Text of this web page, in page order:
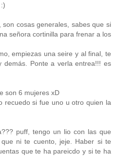
son cosas generales, sabes que si
señora cortinilla para frenar a los
empiezas una seire y al final, te
demás. Ponte a verla entrea!!! es
son 6 mujeres xD
recuedo si fue uno u otro quien la
puff, tengo un lio con las que
ni te cuento, jeje. Haber si te
que te ha pareicdo y si te ha